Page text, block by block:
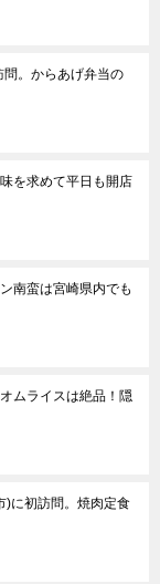
。からあげ弁当の
を求めて平日も開店
南蛮は宮崎県内でも
ムライスは絶品！隠
)に初訪問。焼肉定食